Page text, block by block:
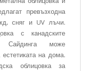
превъзходна
сняг и UV лъчи.
с канадските
Сайдинга може
на дома.
облицовка за